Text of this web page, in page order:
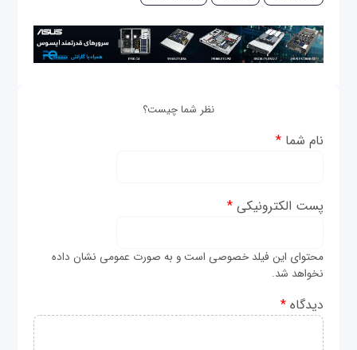
نظر شما چیست؟
نام شما*
پست الکترونیکی*
محتوای این فیلد خصوصی است و به صورت عمومی نشان داده
نخواهد شد.
دیدگاه*